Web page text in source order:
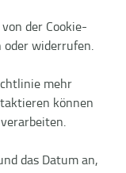
der Cookie-
oder widerrufen.
mehr
können
das Datum an,